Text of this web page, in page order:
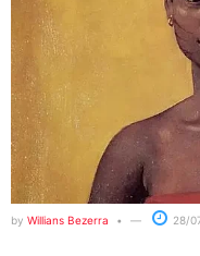
by Willians Bezerra 28/